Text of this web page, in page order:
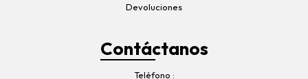
Devoluciones
Contáctanos
Teléfono